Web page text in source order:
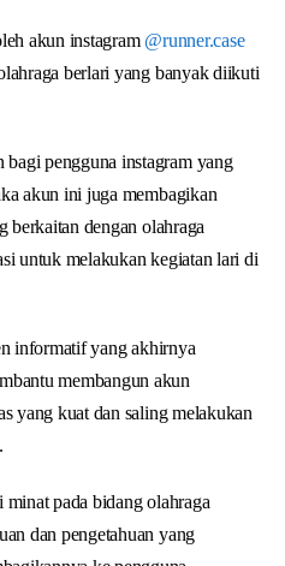
akun instagram @runner.case
berlari yang banyak diikuti
bagi pengguna instagram yang
akun ini juga membagikan
berkaitan dengan olahraga
untuk melakukan kegiatan lari di
informatif yang akhirnya
membangun akun
yang kuat dan saling melakukan
pada bidang olahraga
dan pengetahuan yang